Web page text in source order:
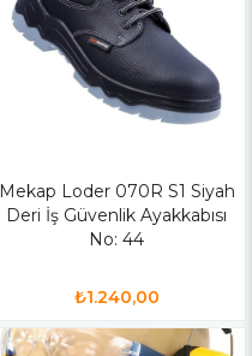
Mekap Loder 070R S1 Siyah
Deri İş Güvenlik Ayakkabısı
No: 44
₺1.240,00